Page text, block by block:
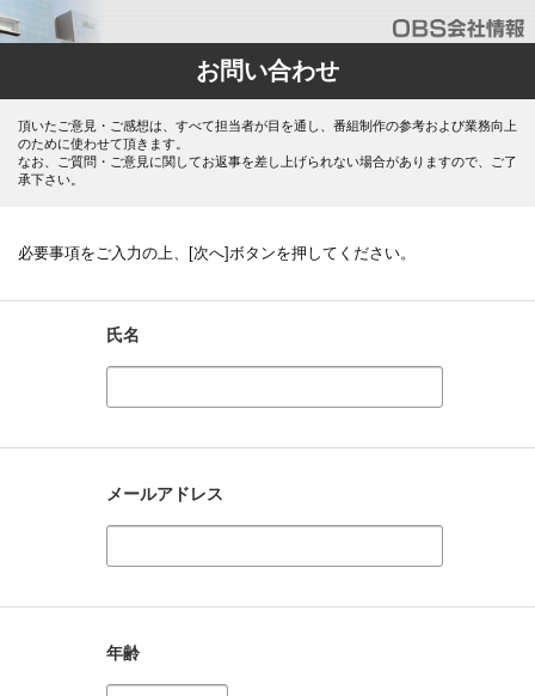
お問い合わせ
頂いたご意見・ご感想は、すべて担当者が目を通し、番組制作の参考および業務向上
のために使わせて頂きます。
なお、ご質問・ご意見に関してお返事を差し上げられない場合がありますので、ご了
承下さい。
必要事項をご入力の上、[次へ]ボタンを押してください。
氏名
メールアドレス
年齢